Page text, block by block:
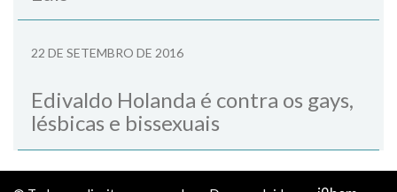
22 DE SETEMBRO DE 2016
Edivaldo Holanda é contra os gays,
lésbicas e bissexuais